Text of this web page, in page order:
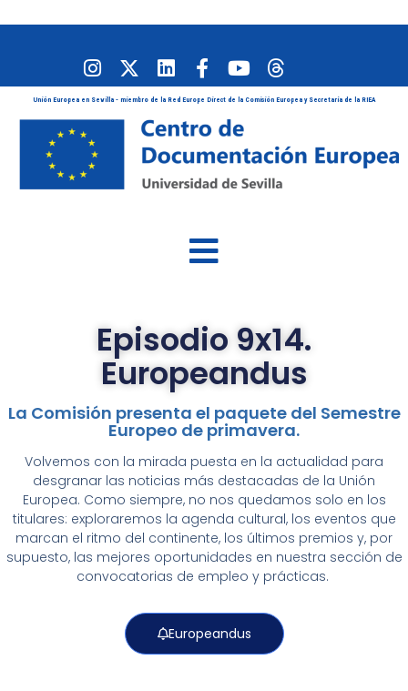
Unión Europea en Sevilla - miembro de la Red Europe Direct de la Comisión Europea y Secretaría de la RIEA
Episodio 9x14.
Europeandus
La Comisión presenta el paquete del Semestre
Europeo de primavera.
Volvemos con la mirada puesta en la actualidad para
desgranar las noticias más destacadas de la Unión
Europea. Como siempre, no nos quedamos solo en los
titulares: exploraremos la agenda cultural, los eventos que
marcan el ritmo del continente, los últimos premios y, por
supuesto, las mejores oportunidades en nuestra sección de
convocatorias de empleo y prácticas.
Europeandus